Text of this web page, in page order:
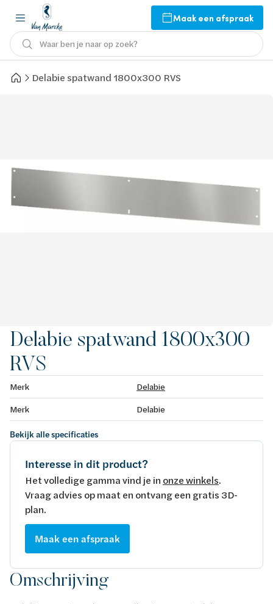
Maak een afspraak
Waar ben je naar op zoek?
Delabie spatwand 1800x300 RVS
Delabie spatwand 1800x300
RVS
Merk
Delabie
Merk
Delabie
Bekijk alle specificaties
Interesse in dit product?
Het volledige gamma vind je in onze winkels.
Vraag advies op maat en ontvang een gratis 3D-
plan.
Maak een afspraak
Omschrijving